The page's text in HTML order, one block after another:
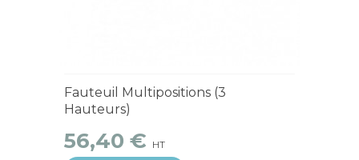
Fauteuil Multipositions (3
Hauteurs)
56,40 € HT